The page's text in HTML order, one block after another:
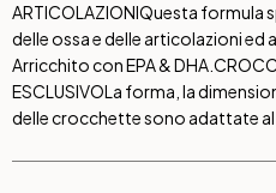
ARTICOLAZIONIQuesta formula
delle ossa e delle articolazioni ed
Arricchito con EPA & DHA.
ESCLUSIVOLa forma, la
delle crocchette sono adattate al